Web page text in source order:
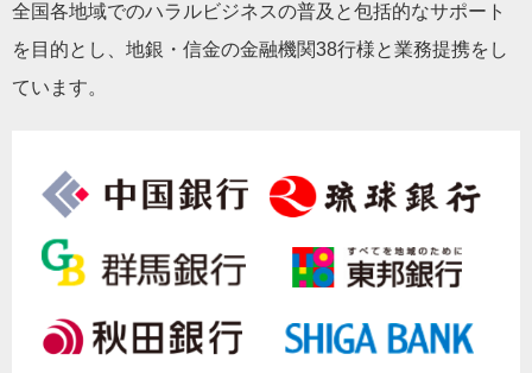
全国各地域でのハラルビジネスの普及と包括的なサポート
を目的とし、地銀・信金の金融機関38行様と業務提携をし
ています。